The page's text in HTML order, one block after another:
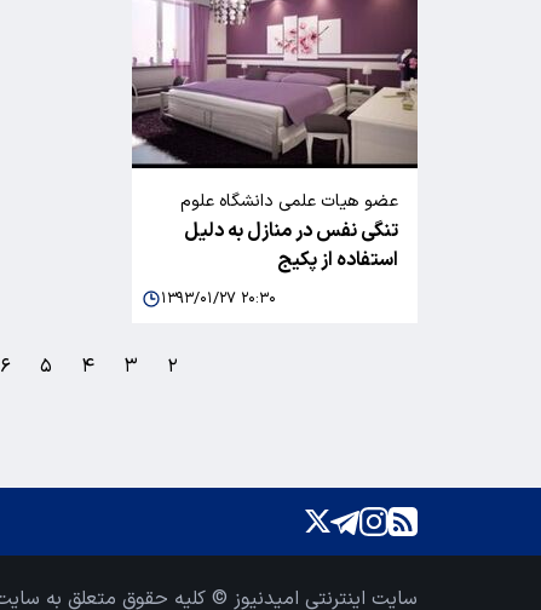
عضو هیات علمی دانشگاه علوم
پزشکی تهران عنوان کرد
تنگی نفس در منازل به دلیل
استفاده از پکیج
۱۳۹۳/۰۱/۲۷ ۲۰:۳۰
۲ ۳ ۴ ۵ ۶
سایت اینترنتی امیدنیوز © کلیه حقوق متعلق به